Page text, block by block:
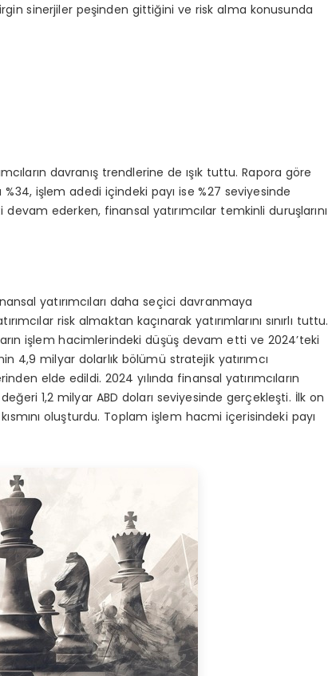
sinerjiler peşinden gittiğini ve risk alma konusunda
davranış trendlerine de ışık tuttu. Rapora göre
işlem adedi içindeki payı ise %27 seviyesinde
ederken, finansal yatırımcılar temkinli duruşlarını
yatırımcıları daha seçici davranmaya
risk almaktan kaçınarak yatırımlarını sınırlı tuttu.
işlem hacimlerindeki düşüş devam etti ve 2024’teki
4,9 milyar dolarlık bölümü stratejik yatırımcı
elde edildi. 2024 yılında finansal yatırımcıların
1,2 milyar ABD doları seviyesinde gerçekleşti. İlk on
oluşturdu. Toplam işlem hacmi içerisindeki payı